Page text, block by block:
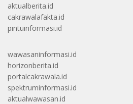
aktualberita.id
cakrawalafakta.id
pintuinformasi.id
wawasaninformasi.id
horizonberita.id
portalcakrawala.id
spektruminformasi.id
aktualwawasan.id